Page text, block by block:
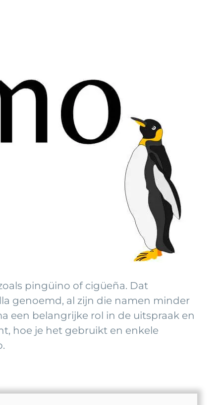
pingüino of cigüeña. Dat
genoemd, al zijn die namen minder
een belangrijke rol in de uitspraak en
hoe je het gebruikt en enkele